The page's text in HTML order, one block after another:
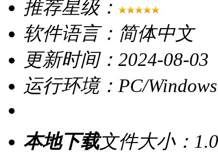
推荐星级：
软件语言：简体中文
更新时间：2024-08-03
运行环境：PC/Windows
本地下载文件大小：